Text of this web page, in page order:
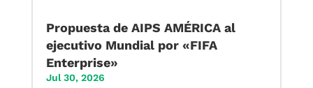
Propuesta de AIPS AMÉRICA al
ejecutivo Mundial por «FIFA
Enterprise»
Jul 30, 2026